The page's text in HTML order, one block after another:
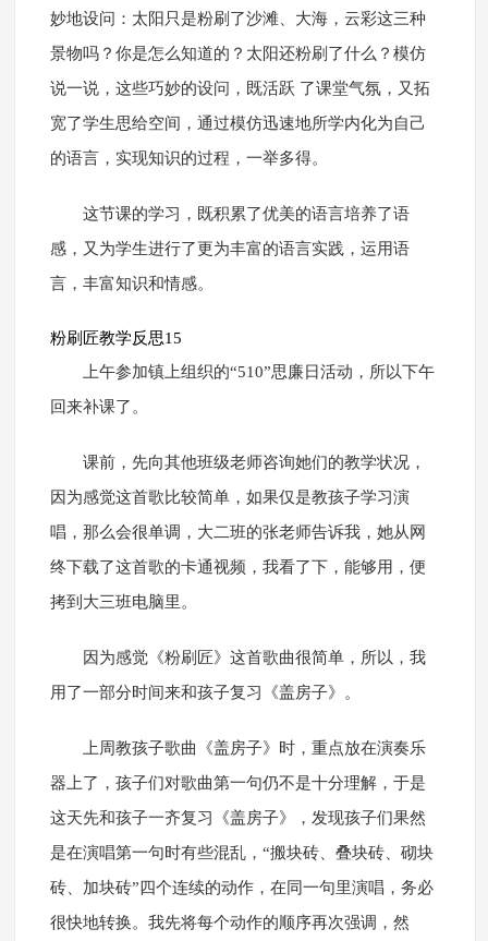
妙地设问：太阳只是粉刷了沙滩、大海，云彩这三种
景物吗？你是怎么知道的？太阳还粉刷了什么？模仿
说一说，这些巧妙的设问，既活跃 了课堂气氛，又拓
宽了学生思给空间，通过模仿迅速地所学内化为自己
的语言，实现知识的过程，一举多得。
这节课的学习，既积累了优美的语言培养了语
感，又为学生进行了更为丰富的语言实践，运用语
言，丰富知识和情感。
粉刷匠教学反思15
上午参加镇上组织的“510”思廉日活动，所以下午
回来补课了。
课前，先向其他班级老师咨询她们的教学状况，
因为感觉这首歌比较简单，如果仅是教孩子学习演
唱，那么会很单调，大二班的张老师告诉我，她从网
终下载了这首歌的卡通视频，我看了下，能够用，便
拷到大三班电脑里。
因为感觉《粉刷匠》这首歌曲很简单，所以，我
用了一部分时间来和孩子复习《盖房子》。
上周教孩子歌曲《盖房子》时，重点放在演奏乐
器上了，孩子们对歌曲第一句仍不是十分理解，于是
这天先和孩子一齐复习《盖房子》，发现孩子们果然
是在演唱第一句时有些混乱，“搬块砖、叠块砖、砌块
砖、加块砖”四个连续的动作，在同一句里演唱，务必
很快地转换。我先将每个动作的顺序再次强调，然